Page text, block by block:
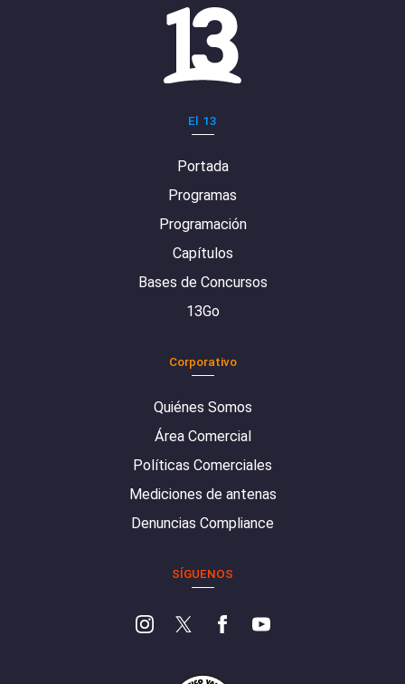
El 13
Portada
Programas
Programación
Capítulos
Bases de Concursos
13Go
Corporativo
Quiénes Somos
Área Comercial
Políticas Comerciales
Mediciones de antenas
Denuncias Compliance
SÍGUENOS